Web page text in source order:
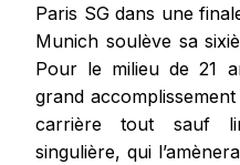
Paris SG dans une
Munich soulève sa
Pour le milieu de 21
grand
carrière tout sauf
singulière, qui